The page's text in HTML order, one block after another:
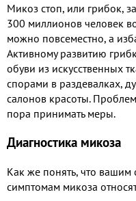
Микоз стоп, или грибок,
300 миллионов человек
можно повсеместно, а
Активному развитию
обуви из искусственных
спорами в раздевалках,
салонов красоты.
пора принимать меры.
Диагностика микоза
Как же понять, что
симптомам микоза